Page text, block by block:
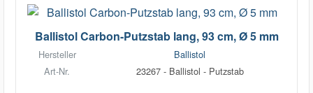
Ballistol Carbon-Putzstab lang, 93 cm, Ø 5 mm
Hersteller
Ballistol
Art-Nr.
23267 - Ballistol - Putzstab